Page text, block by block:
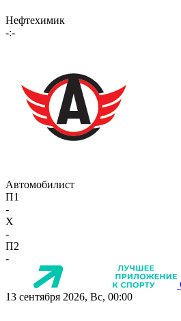
Нефтехимик
-:-
Автомобилист
П1
-
X
-
П2
-
13 сентября 2026, Вс, 00:00